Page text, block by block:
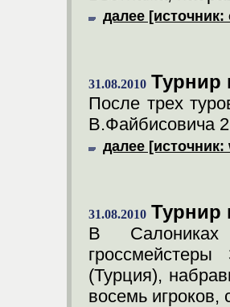
далее
31.08.2010 Турнир
После трех
В.Файбисовича
далее
31.08.2010 Турнир
В
(Турция),
восемь игроков,